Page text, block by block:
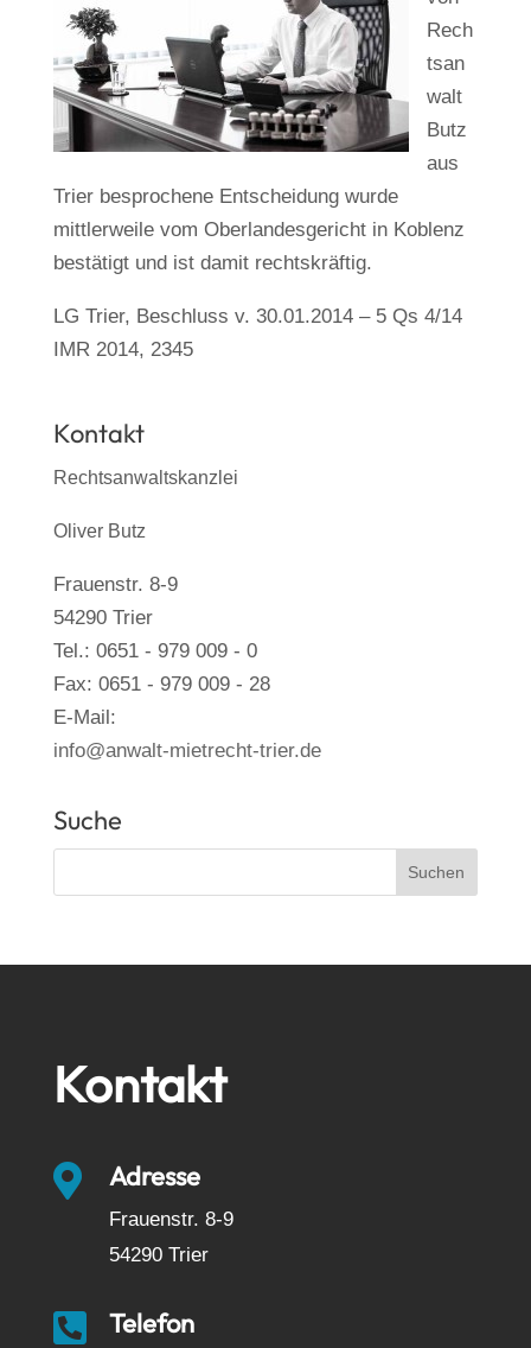
Rech
tsan
walt
Butz
aus
Trier besprochene Entscheidung wurde
mittlerweile vom Oberlandesgericht in Koblenz
bestätigt und ist damit rechtskräftig.
LG Trier, Beschluss v. 30.01.2014 – 5 Qs 4/14
IMR 2014, 2345
Kontakt
Rechtsanwaltskanzlei
Oliver Butz
Frauenstr. 8-9
54290 Trier
Tel.: 0651 - 979 009 - 0
Fax: 0651 - 979 009 - 28
E-Mail:
info@anwalt-mietrecht-trier.de
Suche
Kontakt
 Adresse
Frauenstr. 8-9
54290 Trier
 Telefon